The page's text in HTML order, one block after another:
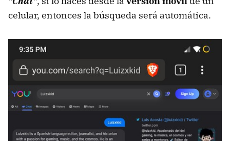
celular, entonces la búsqueda será automática.